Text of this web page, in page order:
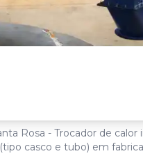
Rosa - Trocador de calor
casco e tubo) em